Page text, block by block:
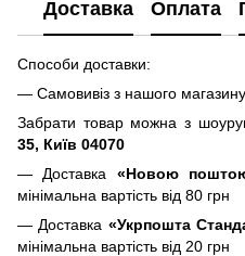
Доставка Оплата
Способи доставки:
— Самовивіз з нашого
Забрати товар можна з
35, Київ 04070
— Доставка «Новою
мінімальна вартість від 80 грн
— Доставка «Укрпошта
мінімальна вартість від 20 грн